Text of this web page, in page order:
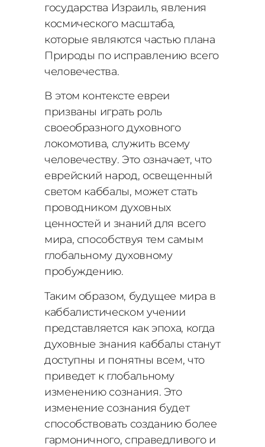
государства Израиль, явления
космического масштаба,
которые являются частью плана
Природы по исправлению всего
человечества.
В этом контексте евреи
призваны играть роль
своеобразного духовного
локомотива, служить всему
человечеству. Это означает, что
еврейский народ, освещенный
светом каббалы, может стать
проводником духовных
ценностей и знаний для всего
мира, способствуя тем самым
глобальному духовному
пробуждению.
Таким образом, будущее мира в
каббалистическом учении
представляется как эпоха, когда
духовные знания каббалы станут
доступны и понятны всем, что
приведет к глобальному
изменению сознания. Это
изменение сознания будет
способствовать созданию более
гармоничного, справедливого и